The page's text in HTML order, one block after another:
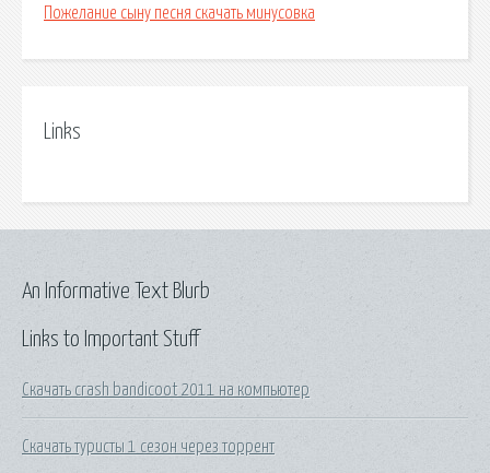
Пожелание сыну песня скачать минусовка
Links
Links to Important Stuff
Скачать crash bandicoot 2011 на компьютер
Скачать туристы 1 сезон через торрент
An Informative Text Blurb